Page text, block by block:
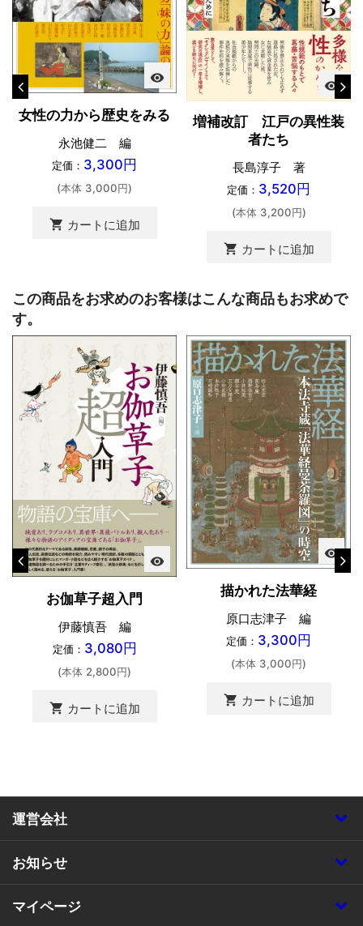
visibility
女性の力から歴史をみる
永池健二 編
定価： 3,300円
(本体 3,000円)
shopping_cart カートに追加
visibility
増補改訂 江戸の異性装
者たち
長島淳子 著
定価： 3,520円
(本体 3,200円)
shopping_cart カートに追加
この商品をお求めのお客様はこんな商品もお求めで
す。
visibility
お伽草子超入門
伊藤慎吾 編
定価： 3,080円
(本体 2,800円)
shopping_cart カートに追加
visibility
描かれた法華経
原口志津子 編
定価： 3,300円
(本体 3,000円)
shopping_cart カートに追加
運営会社
お知らせ
マイページ